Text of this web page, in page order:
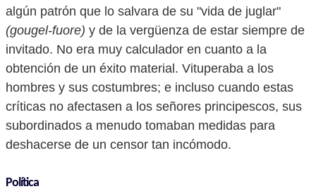
algún patrón que lo salvara de su "vida de juglar"
(gougel-fuore) y de la vergüenza de estar siempre de
invitado. No era muy calculador en cuanto a la
obtención de un éxito material. Vituperaba a los
hombres y sus costumbres; e incluso cuando estas
críticas no afectasen a los señores principescos, sus
subordinados a menudo tomaban medidas para
deshacerse de un censor tan incómodo.
Política